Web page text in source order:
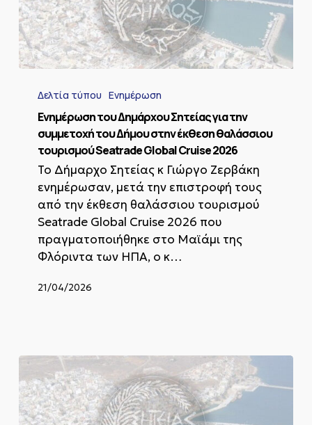
Δημάρχου
Σητείας
συμμετοχή
Δήμου
στην
έκθεση
θαλάσσιου
τουρισμού
Seatrade
Cruise
Δελτία τύπου Ενημέρωση
Ενημέρωση του Δημάρχου Σητείας για την
συμμετοχή του Δήμου στην έκθεση θαλάσσιου
τουρισμού Seatrade Global Cruise 2026
To Δήμαρχο Σητείας κ Γιώργο Ζερβάκη
ενημέρωσαν, μετά την επιστροφή τους
από την έκθεση θαλάσσιου τουρισμού
Seatrade Global Cruise 2026 που
πραγματοποιήθηκε στο Μαϊάμι της
Φλόριντα των ΗΠΑ, ο κ…
21/04/2026